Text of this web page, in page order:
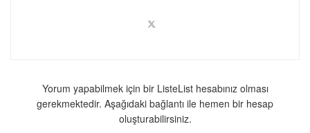
Yorum yapabilmek için bir ListeList hesabınız olması
gerekmektedir. Aşağıdaki bağlantı ile hemen bir hesap
oluşturabilirsiniz.